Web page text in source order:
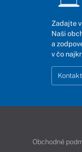
Zadajte
Naši
a
v čo
Obchodné